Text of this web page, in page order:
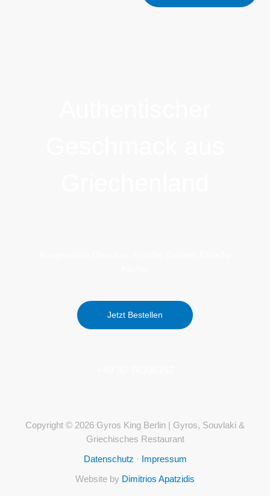
Jetzt Bestellen
Copyright © 2026 Gyros King Berlin | Gyros, Souvlaki &
Griechisches Restaurant
Datenschutz · Impressum
Website by Dimitrios Apatzidis